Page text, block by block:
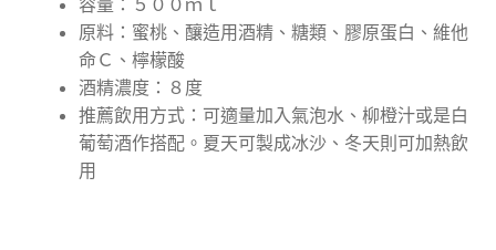
容量： ５００ｍｌ
原料：蜜桃、釀造用酒精、糖類、膠原蛋白、維他
命Ｃ、檸檬酸
酒精濃度： ８度
推薦飲用方式：可適量加入氣泡水、柳橙汁或是白
葡萄酒作搭配。夏天可製成冰沙、冬天則可加熱飲
用